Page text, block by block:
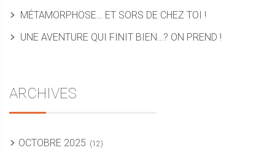
MÉTAMORPHOSE… ET SORS DE CHEZ TOI !
UNE AVENTURE QUI FINIT BIEN…? ON PREND !
ARCHIVES
OCTOBRE 2025 (12)